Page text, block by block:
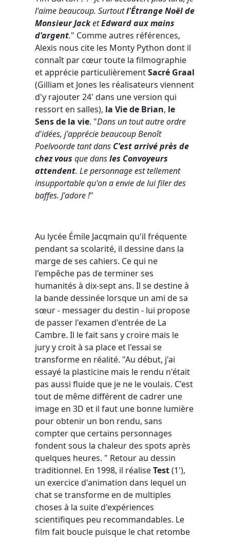
l'aime beaucoup. Surtoutl'Étrange Noël de
Monsieur JacketEdward aux mains
d'argent." Comme autres références,
Alexis nous cite les Monty Python dont il
connaît par cœur toute la filmographie
et apprécie particulièrementSacré Graal
(Gilliam et Jones les réalisateurs viennent
d'y rajouter 24' dans une version qui
ressort en salles), la Vie de Brian, le
Sens de la vie. "Dans un tout autre ordre
d'idées, j'apprécie beaucoup Benoît
Poelvoorde tant dans C'est arrivé près de
chez vous que dansles Convoyeurs
attendent. Le personnage est tellement
insupportable qu'on a envie de lui filer des
baffes. J'adore !"
Au lycée Émile Jacqmain qu'il fréquente
pendant sa scolarité, il dessine dans la
marge de ses cahiers. Ce qui ne
l'empêche pas de terminer ses
humanités à dix-sept ans. Il se destine à
la bande dessinée lorsque un ami de sa
sœur - messager du destin - lui propose
de passer l'examen d'entrée de La
Cambre. Il le fait sans y croire mais le
jury y croit à sa place et l'essai se
transforme en réalité. "Au début, j'ai
essayé la plasticine mais le rendu n'était
pas aussi fluide que je ne le voulais. C'est
tout de même différent de cadrer une
image en 3D et il faut une bonne lumière
pour obtenir un bon rendu, sans
compter que certains personnages
fondent sous la chaleur des spots après
quelques heures. " Retour au dessin
traditionnel. En 1998, il réaliseTest(1'),
un exercice d'animation dans lequel un
chat se transforme en de multiples
choses à la suite d'expériences
scientifiques peu recommandables. Le
film fait boucle puisque le chat retombe